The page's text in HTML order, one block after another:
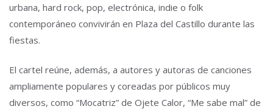
urbana, hard rock, pop, electrónica, indie o folk
contemporáneo convivirán en Plaza del Castillo durante las
fiestas.
El cartel reúne, además, a autores y autoras de canciones
ampliamente populares y coreadas por públicos muy
diversos, como “Mocatriz” de Ojete Calor, “Me sabe mal” de